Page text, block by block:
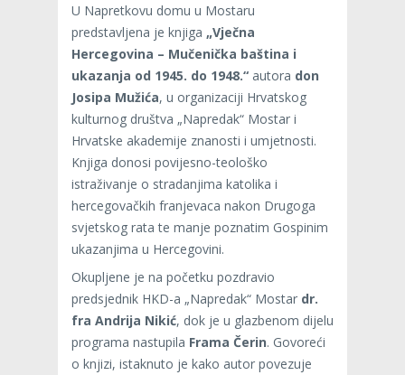
U Napretkovu domu u Mostaru
predstavljena je knjiga „Vječna
Hercegovina – Mučenička baština i
ukazanja od 1945. do 1948.“ autora don
Josipa Mužića, u organizaciji Hrvatskog
kulturnog društva „Napredak“ Mostar i
Hrvatske akademije znanosti i umjetnosti.
Knjiga donosi povijesno-teološko
istraživanje o stradanjima katolika i
hercegovačkih franjevaca nakon Drugoga
svjetskog rata te manje poznatim Gospinim
ukazanjima u Hercegovini.
Okupljene je na početku pozdravio
predsjednik HKD-a „Napredak“ Mostar dr.
fra Andrija Nikić, dok je u glazbenom dijelu
programa nastupila Frama Čerin. Govoreći
o knjizi, istaknuto je kako autor povezuje